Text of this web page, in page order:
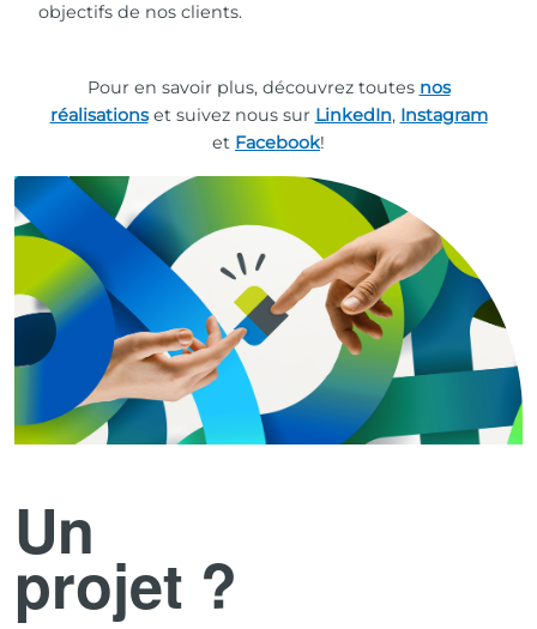
objectifs de nos clients.
Pour en savoir plus, découvrez toutes nos
réalisationset suivez nous sur LinkedIn, Instagram
et Facebook!
Un
projet ?